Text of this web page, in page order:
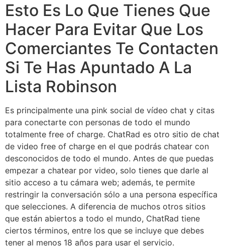
Esto Es Lo Que Tienes Que
Hacer Para Evitar Que Los
Comerciantes Te Contacten
Si Te Has Apuntado A La
Lista Robinson
Es principalmente una pink social de vídeo chat y citas
para conectarte con personas de todo el mundo
totalmente free of charge. ChatRad es otro sitio de chat
de video free of charge en el que podrás chatear con
desconocidos de todo el mundo. Antes de que puedas
empezar a chatear por video, solo tienes que darle al
sitio acceso a tu cámara web; además, te permite
restringir la conversación sólo a una persona específica
que selecciones. A diferencia de muchos otros sitios
que están abiertos a todo el mundo, ChatRad tiene
ciertos términos, entre los que se incluye que debes
tener al menos 18 años para usar el servicio.